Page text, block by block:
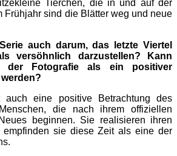
Tierchen, die in und auf der
Frühjahr sind die Blätter weg und neue
auch darum, das letzte Viertel
versöhnlich darzustellen? Kann
der Fotografie als ein positiver
eine positive Betrachtung des
die nach ihrem offiziellen
beginnen. Sie realisieren ihren
empfinden sie diese Zeit als eine der